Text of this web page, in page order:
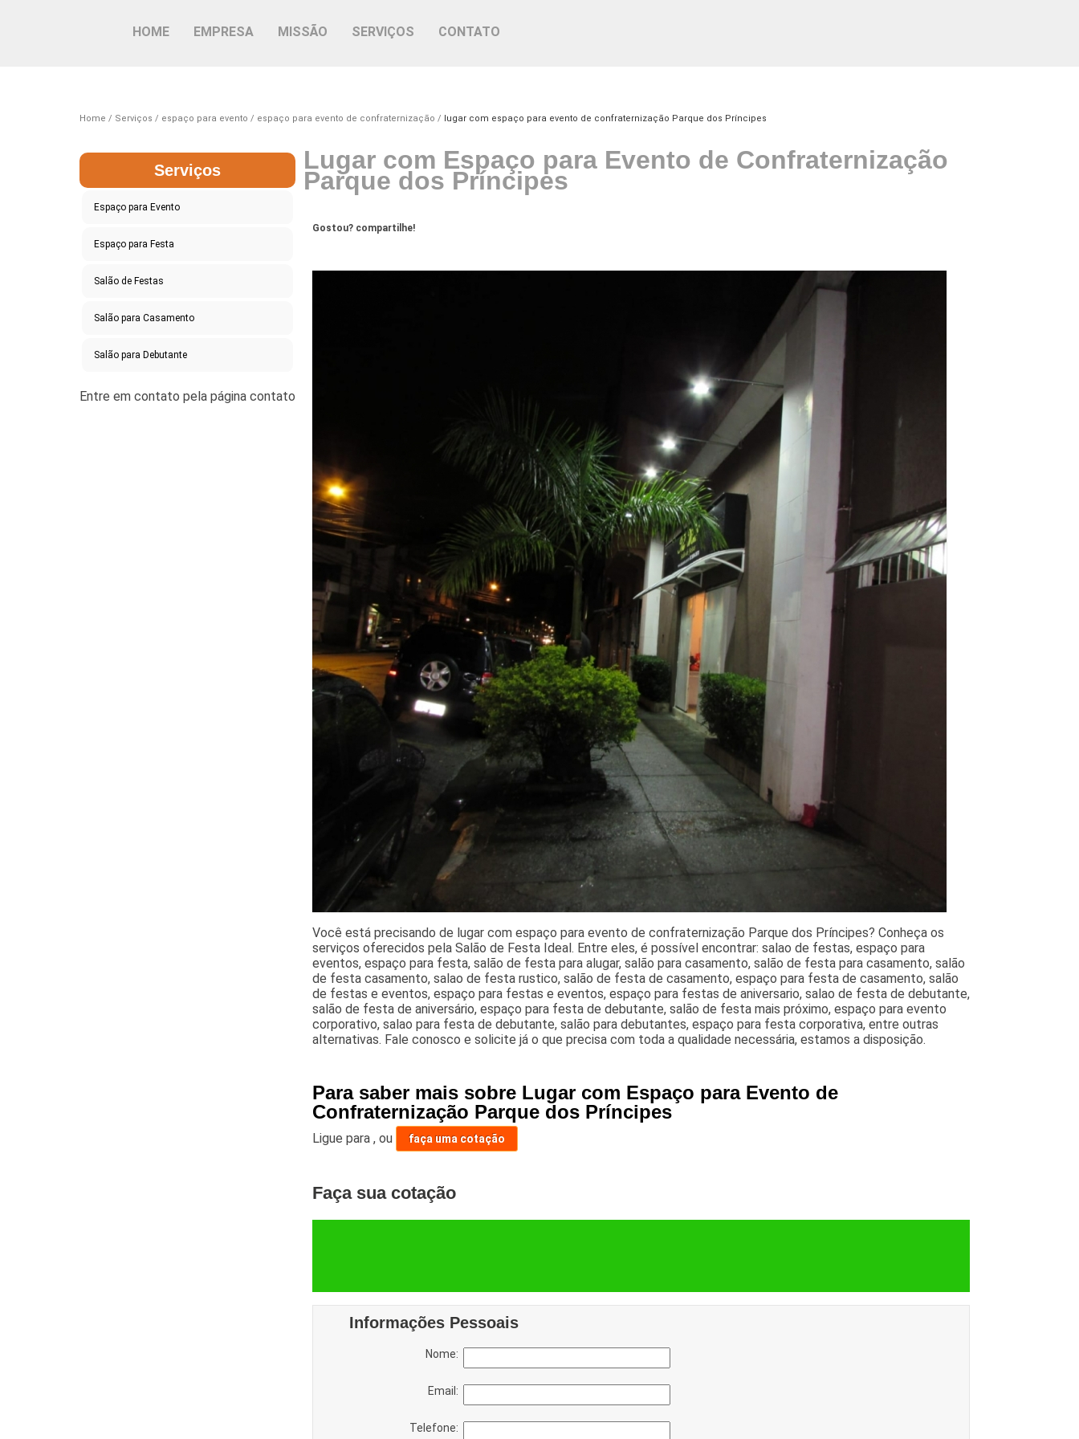
HOME EMPRESA MISSÃO SERVIÇOS CONTATO
Home Serviços espaço para evento espaço para evento de confraternização lugar com espaço para evento de confraternização Parque dos Príncipes
Serviços
Espaço para Evento
Espaço para Festa
Salão de Festas
Salão para Casamento
Salão para Debutante
Lugar com Espaço para Evento de Confraternização
Parque dos Príncipes
Gostou? compartilhe!
Você está precisando de lugar com espaço para evento de confraternização Parque dos Príncipes? Conheça os
serviços oferecidos pela Salão de Festa Ideal. Entre eles, é possível encontrar: salao de festas, espaço para
eventos, espaço para festa, salão de festa para alugar, salão para casamento, salão de festa para casamento, salão
de festa casamento, salao de festa rustico, salão de festa de casamento, espaço para festa de casamento, salão
de festas e eventos, espaço para festas e eventos, espaço para festas de aniversario, salao de festa de debutante,
salão de festa de aniversário, espaço para festa de debutante, salão de festa mais próximo, espaço para evento
corporativo, salao para festa de debutante, salão para debutantes, espaço para festa corporativa, entre outras
alternativas. Fale conosco e solicite já o que precisa com toda a qualidade necessária, estamos a disposição.
Para saber mais sobre Lugar com Espaço para Evento de
Confraternização Parque dos Príncipes
Ligue para,ou faça uma cotação
Faça sua cotação
Informações Pessoais
Nome:
Email:
Telefone: